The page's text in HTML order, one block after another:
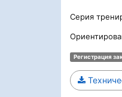
Серия
Регистрация